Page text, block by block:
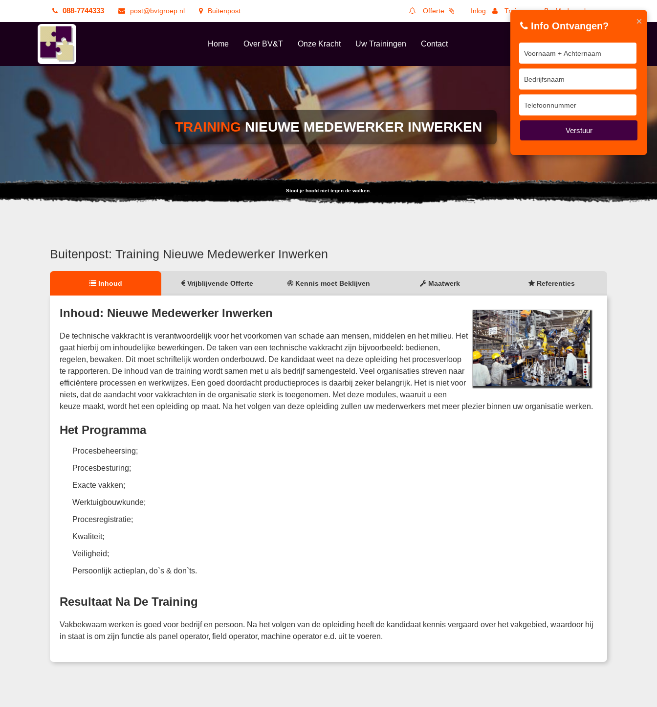
088-7744333 post@bvtgroep.nl Buitenpost Offerte Inlog: Trainers Medewerkers
Home Over BV&T Onze Kracht Uw Trainingen Contact
TRAININGNIEUWE MEDEWERKER INWERKEN
Stoot je hoofd niet tegen de wolken.
Buitenpost: Training Nieuwe Medewerker Inwerken
Inhoud Vrijblijvende Offerte Kennis moet Beklijven Maatwerk Referenties
Inhoud: Nieuwe Medewerker Inwerken
De technische vakkracht is verantwoordelijk voor het voorkomen van schade aan mensen, middelen en het milieu. Het
gaat hierbij om inhoudelijke bewerkingen. De taken van een technische vakkracht zijn bijvoorbeeld: bedienen,
regelen, bewaken. Dit moet schriftelijk worden onderbouwd. De kandidaat weet na deze opleiding het procesverloop
te rapporteren. De inhoud van de training wordt samen met u als bedrijf samengesteld. Veel organisaties streven naar
efficiëntere processen en werkwijzes. Een goed doordacht productieproces is daarbij zeker belangrijk. Het is niet voor
niets, dat de aandacht voor vakkrachten in de organisatie sterk is toegenomen. Met deze modules, waaruit u een
keuze maakt, wordt het een opleiding op maat. Na het volgen van deze opleiding zullen uw mederwerkers met meer plezier binnen uw organisatie werken.
Het Programma
Procesbeheersing;
Procesbesturing;
Exacte vakken;
Werktuigbouwkunde;
Procesregistratie;
Kwaliteit;
Veiligheid;
Persoonlijk actieplan, do`s & don`ts.
Resultaat Na De Training
Vakbekwaam werken is goed voor bedrijf en persoon. Na het volgen van de opleiding heeft de kandidaat kennis vergaard over het vakgebied, waardoor hij
in staat is om zijn functie als panel operator, field operator, machine operator e.d. uit te voeren.
×
Info Ontvangen?
Verstuur